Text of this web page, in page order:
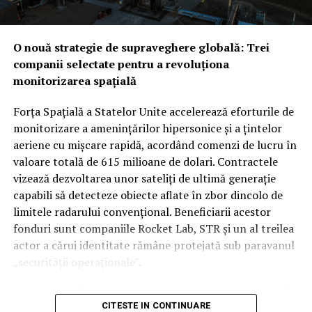
O nouă strategie de supraveghere globală: Trei
companii selectate pentru a revoluționa
monitorizarea spațială
Forța Spațială a Statelor Unite accelerează eforturile de
monitorizare a amenințărilor hipersonice și a țintelor
aeriene cu mișcare rapidă, acordând comenzi de lucru în
valoare totală de 615 milioane de dolari. Contractele
vizează dezvoltarea unor sateliți de ultimă generație
capabili să detecteze obiecte aflate în zbor dincolo de
limitele radarului convențional. Beneficiarii acestor
fonduri sunt companiile Rocket Lab, STR și un al treilea
actor a cărui identitate rămâne protejată sub paravanul
„securității operaționale”.
Această rundă de finanțare reprezintă o etapă esențială
CITESTE IN CONTINUARE